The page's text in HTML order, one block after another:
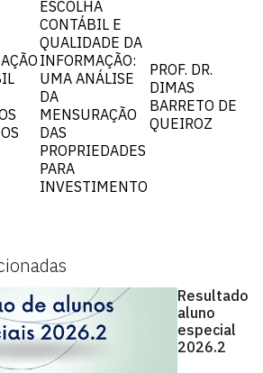
Resultado
aluno
especial
2026.2
ESCOLHA
CONTÁBIL E
QUALIDADE DA
INFORMAÇÃO:
UMA ANÁLISE
DA
MENSURAÇÃO
DAS
PROPRIEDADES
PARA
INVESTIMENTO
PROF. DR.
DIMAS
BARRETO DE
QUEIROZ